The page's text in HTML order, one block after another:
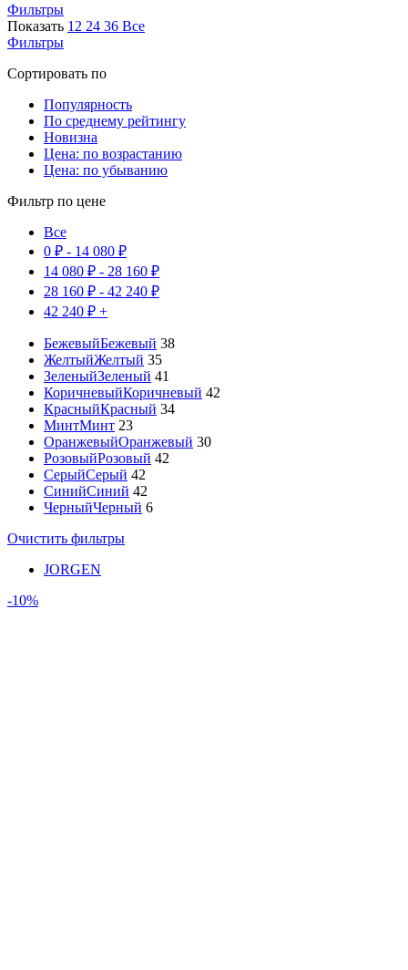
Фильтры
Показать 12 24 36 Все
Фильтры
Сортировать по
Популярность
По среднему рейтингу
Новизна
Цена: по возрастанию
Цена: по убыванию
Фильтр по цене
Все
0 ₽ - 14 080 ₽
14 080 ₽ - 28 160 ₽
28 160 ₽ - 42 240 ₽
42 240 ₽ +
БежевыйБежевый 38
ЖелтыйЖелтый 35
ЗеленыйЗеленый 41
КоричневыйКоричневый 42
КрасныйКрасный 34
МинтМинт 23
ОранжевыйОранжевый 30
РозовыйРозовый 42
СерыйСерый 42
СинийСиний 42
ЧерныйЧерный 6
Очистить фильтры
JORGEN
-10%